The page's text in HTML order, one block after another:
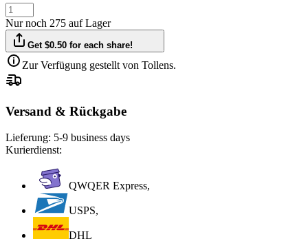
Nur noch 275 auf Lager
Get $0.50 for each share!
Zur Verfügung gestellt von Tollens.
Versand & Rückgabe
Lieferung: 5-9 business days
Kurierdienst:
QWQER Express,
USPS,
DHL